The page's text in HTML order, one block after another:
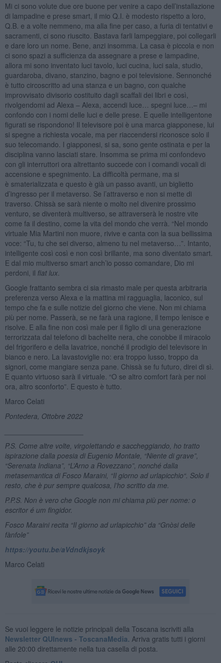
Mi ci sono volute due ore buone per venire a capo dell’installazione
di lampadine e prese smart, il mio Q.I. è modesto rispetto a loro,
Q.B. e a volte nemmeno, ma alla fine per caso, a furia di tentativi e
sacramenti, ci sono riuscito. Bastava farli lampeggiare, poi collegarli
e dare loro un nome. Bene, anzi insomma. La casa è piccola e non
ci sono spazi a sufficienza da assegnare a prese e lampadine,
allora mi sono inventato luci tavolo, luci cucina, luci sala, studio,
guardaroba, divano, stanzino, bagno e poi televisione. Sennonché
è tutto circoscritto ad una stanza e un bagno, con qualche
improvvisato divisorio costituito dagli scaffali dei libri e così,
rivolgendomi ad Alexa – Alexa, accendi luce… spegni luce…– mi
confondo con i nomi delle luci e delle prese. E quelle intelligentone
figurati se rispondono! Il televisore poi è una marca giapponese, lui
si spegne a richiesta vocale, ma per riaccendersi riconosce solo il
suo telecomando. I giapponesi, si sa, sono gente ostinata e per la
disciplina vanno lasciati stare. Insomma se prima mi confondevo
con gli interruttori ora altrettanto succede con i comandi vocali di
accensione e spegnimento. La difficoltà permane, ma si
è smaterializzata e questo è già un passo avanti, un biglietto
d’ingresso per il metaverso. Se l’attraverso e non si mette di
traverso. Chissà se sarà niente o molto nel divenire prossimo
venturo, se diventerà multiverso, se attraverserà le nostre vite
come fa il destino, come la vita del mondo che verrà. “Nel mondo
virtuale Mia Martini non muore, rivive e canta con la sua bellissima
voce: “Tu, tu che sei diverso, almeno tu nel metaverso…”. Intanto,
intelligente così così e non così brillante, ma sono diventato smart.
E dal mio multiverso smart anch’io posso comandare, Dio mi
perdoni, il fiat lux.
Google frattanto sembra ci sia rimasto male per questa arbitraria
preferenza verso Alexa e la mattina mi ragguaglia, laconico, sul
tempo che fa e sulle notizie del giorno che viene. Non mi chiama
più per nome. Passerà, se ne farà una ragione, il tempo lenisce e
risolve. E alla fine non così male per il figlio di una generazione
terrorizzata dal telefono di bachelite nera, che conobbe il miracolo
del frigorifero e della lavatrice, nonché il prodigio del televisore in
bianco e nero. La lavastoviglie no: era troppo lusso, troppo da
signori, come mangiare senza pane. Chissà se fu futuro, direi di sì.
E quanto virtuoso sarà il virtuale. “O se altro comfort farà per noi
ora, altro sconforto”. E questo è tutto.
Marco Celati
Pontedera, Ottobre 2022
P.S. Come altre volte, virgolettando e saccheggiando, ho tratto
ispirazione dalla poesia di Eugenio Montale, “Niente di grave”,
“Serenata Indiana”, “L ’Arno a Rovezzano”, nonché dalla
metasemantica di Fosco Maraini, “Il giorno ad urlapicchio“. Solo il
resto, che è pur sempre qualcosa, l’ho scritto da me.
P.P.S. Non è vero che Google non mi chiama più per nome: o
escritor é um fingidor.
Fosco Maraini recita “Il giorno ad urlapicchio” da “Gnòsi delle
fànfole”
https://youtu.be/aVdndkjsoyk
Marco Celati
Se vuoi leggere le notizie principali della Toscana iscriviti alla
Newsletter QUInews - ToscanaMedia. Arriva gratis tutti i giorni
alle 20:00 direttamente nella tua casella di posta.